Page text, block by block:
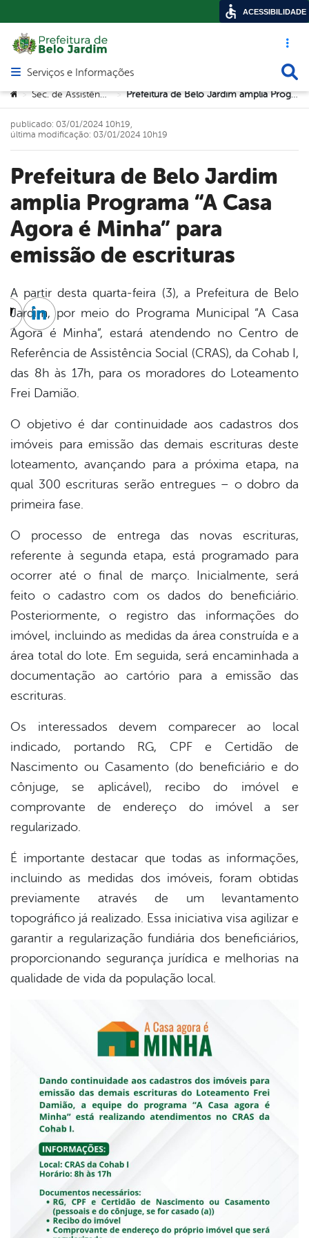
Acesso
Abrir menu principal de navegação
Serviços e Informações
Você está aqui:
> Sec. de Assistência Social > Prefeitura de Belo Jardim amplia Programa “A Casa Agora é Minha” para emissão de escrituras
Prefeitura de Belo Jardim
amplia Programa “A Casa
Agora é Minha” para
emissão de escrituras
publicado: 03/01/2024 10h19,
última modificação: 03/01/2024 10h19
A partir desta quarta-feira (3), a Prefeitura de Belo
Jardim, por meio do Programa Municipal “A Casa
Agora é Minha”, estará atendendo no Centro de
Referência de Assistência Social (CRAS), da Cohab I,
das 8h às 17h, para os moradores do Loteamento
Frei Damião.
O objetivo é dar continuidade aos cadastros dos
imóveis para emissão das demais escrituras deste
loteamento, avançando para a próxima etapa, na
qual 300 escrituras serão entregues – o dobro da
primeira fase.
O processo de entrega das novas escrituras,
referente à segunda etapa, está programado para
ocorrer até o final de março. Inicialmente, será
feito o cadastro com os dados do beneficiário.
Posteriormente, o registro das informações do
imóvel, incluindo as medidas da área construída e a
área total do lote. Em seguida, será encaminhada a
documentação ao cartório para a emissão das
escrituras.
Os interessados devem comparecer ao local
indicado, portando RG, CPF e Certidão de
Nascimento ou Casamento (do beneficiário e do
cônjuge, se aplicável), recibo do imóvel e
comprovante de endereço do imóvel a ser
regularizado.
É importante destacar que todas as informações,
incluindo as medidas dos imóveis, foram obtidas
previamente através de um levantamento
topográfico já realizado. Essa iniciativa visa agilizar e
garantir a regularização fundiária dos beneficiários,
proporcionando segurança jurídica e melhorias na
qualidade de vida da população local.
Twitter
Linkedin
ACESSIBILIDADE